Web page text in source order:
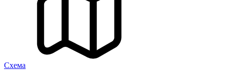
Cхема